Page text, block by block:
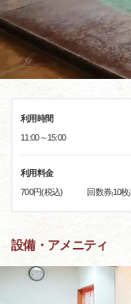
利用時間
11:00～15:00
利用料金
700円(税込) 回数券₍10枚
設備・アメニティ